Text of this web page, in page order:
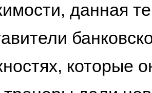
данная
которые